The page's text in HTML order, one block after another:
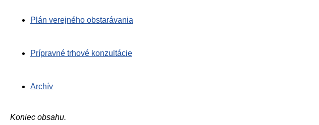
Plán verejného obstarávania
Prípravné trhové konzultácie
Archív
Koniec obsahu.